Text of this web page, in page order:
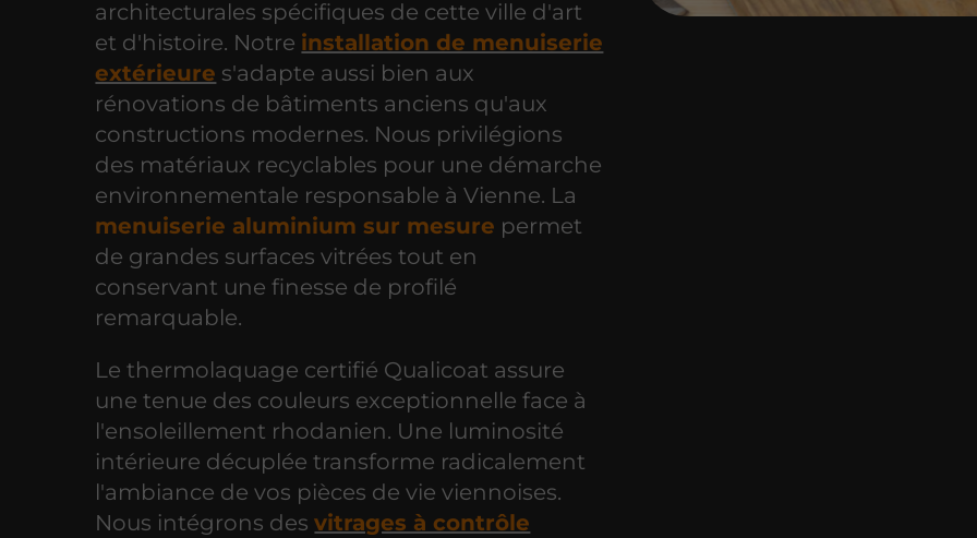
architecturales spécifiques de cette ville d'art
et d'histoire. Notre installation de menuiserie
extérieure s'adapte aussi bien aux
rénovations de bâtiments anciens qu'aux
constructions modernes. Nous privilégions
des matériaux recyclables pour une démarche
environnementale responsable à Vienne. La
menuiserie aluminium sur mesure permet
de grandes surfaces vitrées tout en
conservant une finesse de profilé
remarquable.
Le thermolaquage certifié Qualicoat assure
une tenue des couleurs exceptionnelle face à
l'ensoleillement rhodanien. Une luminosité
intérieure décuplée transforme radicalement
l'ambiance de vos pièces de vie viennoises.
Nous intégrons desvitrages à contrôle